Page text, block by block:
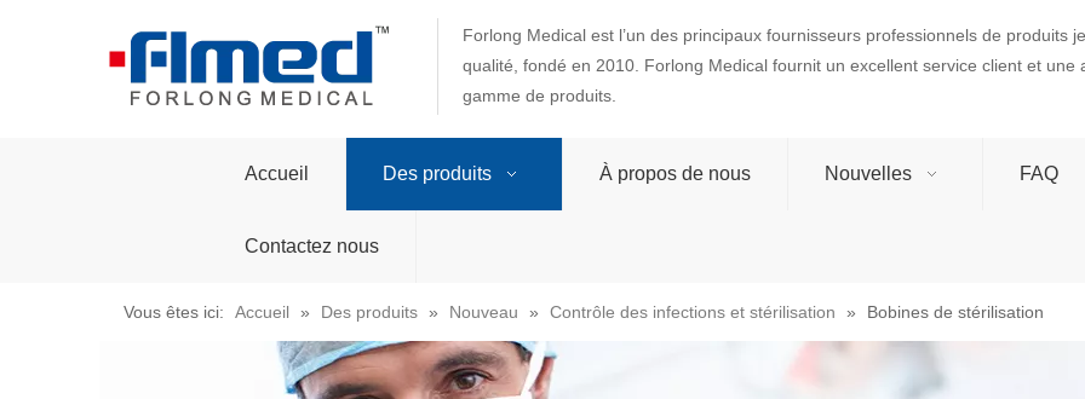
Forlong Medical est l’un des principaux fournisseurs professionnels de produits
qualité, fondé en 2010. Forlong Medical fournit un excellent service client et une
gamme de produits.
Accueil Des produits À propos de nous Nouvelles FAQ
Contactez nous
Vous êtes ici: Accueil » Des produits » Nouveau » Contrôle des infections et stérilisation » Bobines de stérilisation